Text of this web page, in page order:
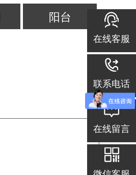
阳台
在线客服
联系电话
在线留言